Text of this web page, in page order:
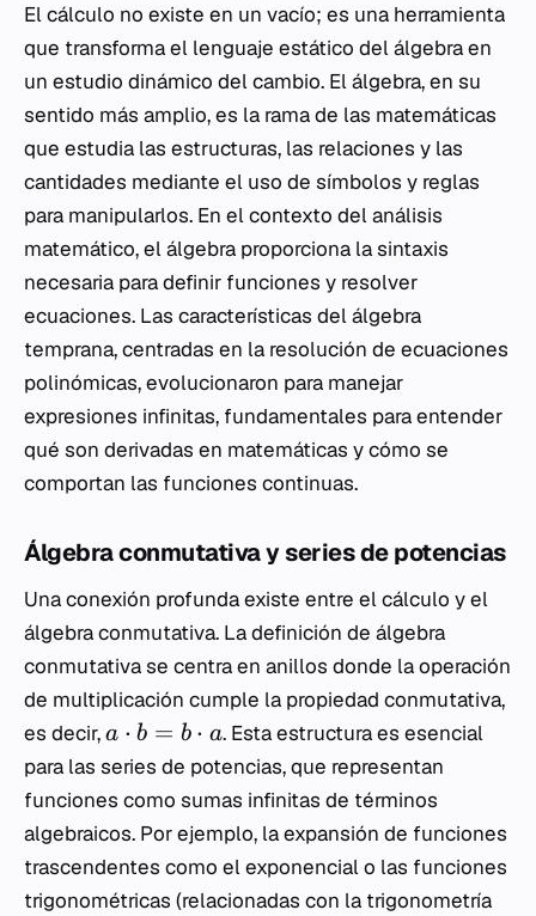
El cálculo no existe en un vacío; es una herramienta
que transforma el lenguaje estático del álgebra en
un estudio dinámico del cambio. El álgebra, en su
sentido más amplio, es la rama de las matemáticas
que estudia las estructuras, las relaciones y las
cantidades mediante el uso de símbolos y reglas
para manipularlos. En el contexto del análisis
matemático, el álgebra proporciona la sintaxis
necesaria para definir funciones y resolver
ecuaciones. Las características del álgebra
temprana, centradas en la resolución de ecuaciones
polinómicas, evolucionaron para manejar
expresiones infinitas, fundamentales para entender
qué son derivadas en matemáticas y cómo se
comportan las funciones continuas.
Álgebra conmutativa y series de potencias
Una conexión profunda existe entre el cálculo y el
álgebra conmutativa. La definición de álgebra
conmutativa se centra en anillos donde la operación
de multiplicación cumple la propiedad conmutativa,
es decir, a ⋅ b = b ⋅ a. Esta estructura es esencial
para las series de potencias, que representan
funciones como sumas infinitas de términos
algebraicos. Por ejemplo, la expansión de funciones
trascendentes como el exponencial o las funciones
trigonométricas (relacionadas con la trigonometría